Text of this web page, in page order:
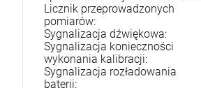
Licznik przeprowadzonych
pomiarów:
Sygnalizacja dźwiękowa:
Sygnalizacja konieczności
wykonania kalibracji:
Sygnalizacja rozładowania
baterii: